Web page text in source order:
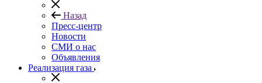
Назад
Пресс-центр
Новости
СМИ о нас
Объявления
Реализация газа